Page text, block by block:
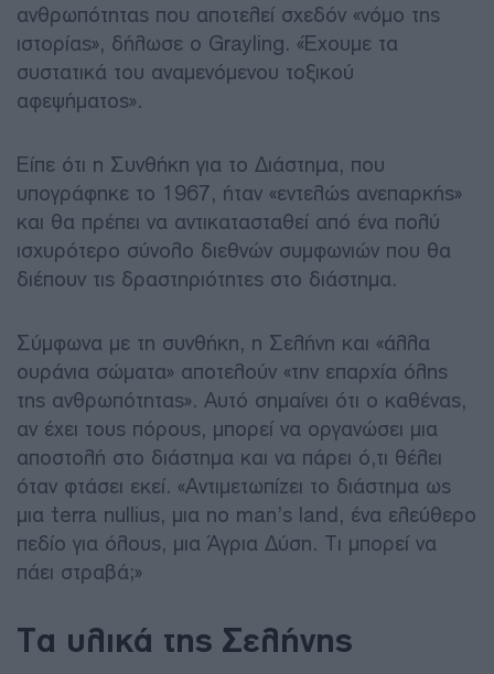
ανθρωπότητας που αποτελεί σχεδόν «νόμο της
ιστορίας», δήλωσε ο Grayling. «Έχουμε τα
συστατικά του αναμενόμενου τοξικού
αφεψήματος».
Είπε ότι η Συνθήκη για το Διάστημα, που
υπογράφηκε το 1967, ήταν «εντελώς ανεπαρκής»
και θα πρέπει να αντικατασταθεί από ένα πολύ
ισχυρότερο σύνολο διεθνών συμφωνιών που θα
διέπουν τις δραστηριότητες στο διάστημα.
Σύμφωνα με τη συνθήκη, η Σελήνη και «άλλα
ουράνια σώματα» αποτελούν «την επαρχία όλης
της ανθρωπότητας». Αυτό σημαίνει ότι ο καθένας,
αν έχει τους πόρους, μπορεί να οργανώσει μια
αποστολή στο διάστημα και να πάρει ό,τι θέλει
όταν φτάσει εκεί. «Αντιμετωπίζει το διάστημα ως
μια terra nullius, μια no man’s land, ένα ελεύθερο
πεδίο για όλους, μια Άγρια Δύση. Τι μπορεί να
πάει στραβά;»
Τα υλικά της Σελήνης